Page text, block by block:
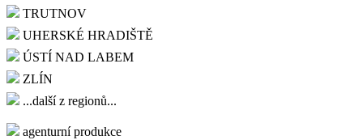
TRUTNOV
UHERSKÉ HRADIŠTĚ
ÚSTÍ NAD LABEM
ZLÍN
...další z regionů...
agenturní produkce